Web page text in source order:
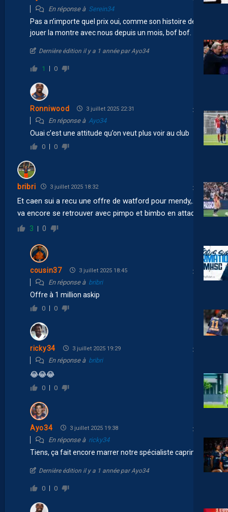
En réponse à Serein34
Pas a n’importe quel prix oui, comme son histoire de
jouer la montre avec nous depuis un mois, bof bof.
Dernière édition il y a 1 année par Ayo34
1 0
Ronniwood 3 juillet 2025 22:31
En réponse à Ayo34
Ouai c’est une attitude qu’on veut plus voir au club
0 0
bribri 3 juillet 2025 18:32
Et caen sui a recu une offre de watford pour mendy,.. on
va encore se retrouver avec pimpo et bimbo en attaque
3 0
cousin37 3 juillet 2025 18:45
En réponse à bribri
Offre à 1 million askip
0 0
ricky34 3 juillet 2025 19:29
En réponse à bribri
😂😂😂
0 0
Ayo34 3 juillet 2025 19:38
En réponse à ricky34
Tiens, ça fait encore marrer notre spécialiste caprin.
Dernière édition il y a 1 année par Ayo34
0 0